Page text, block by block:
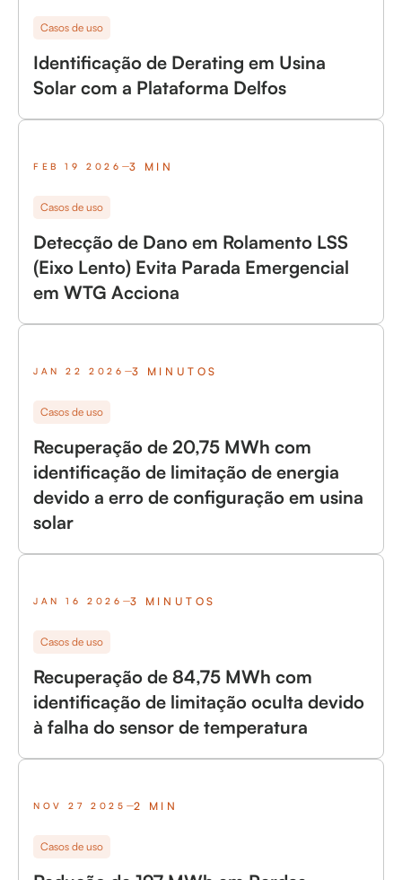
Casos de uso
Identificação de Derating em Usina
Solar com a Plataforma Delfos
FEB 19 2026 3 MIN
Casos de uso
Detecção de Dano em Rolamento LSS
(Eixo Lento) Evita Parada Emergencial
em WTG Acciona
JAN 22 2026 3 MINUTOS
Casos de uso
Recuperação de 20,75 MWh com
identificação de limitação de energia
devido a erro de configuração em usina
solar
JAN 16 2026 3 MINUTOS
Casos de uso
Recuperação de 84,75 MWh com
identificação de limitação oculta devido
à falha do sensor de temperatura
NOV 27 2025 2 MIN
Casos de uso